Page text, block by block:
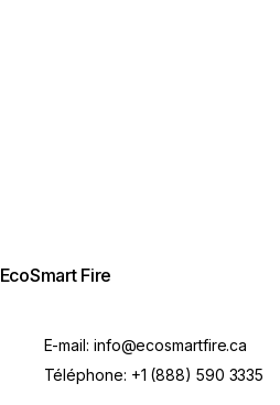
EcoSmart Fire
E-mail: info@ecosmartfire.ca
Téléphone: +1 (888) 590 3335